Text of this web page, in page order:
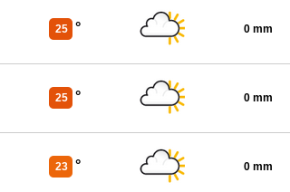
25 ° 0 mm
25 ° 0 mm
23 ° 0 mm